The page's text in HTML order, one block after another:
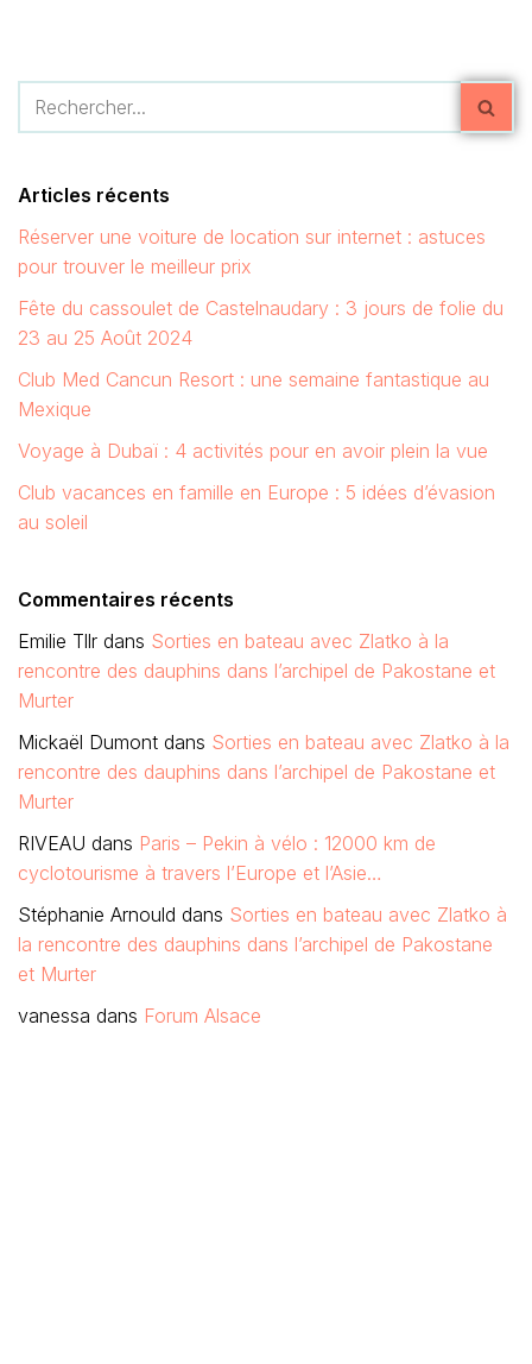
Articles récents
Réserver une voiture de location sur internet : astuces
pour trouver le meilleur prix
Fête du cassoulet de Castelnaudary : 3 jours de folie du
23 au 25 Août 2024
Club Med Cancun Resort : une semaine fantastique au
Mexique
Voyage à Dubaï : 4 activités pour en avoir plein la vue
Club vacances en famille en Europe : 5 idées d’évasion
au soleil
Commentaires récents
Emilie Tllr dans Sorties en bateau avec Zlatko à la
rencontre des dauphins dans l’archipel de Pakostane et
Murter
Mickaël Dumont dans Sorties en bateau avec Zlatko à la
rencontre des dauphins dans l’archipel de Pakostane et
Murter
RIVEAU dans Paris – Pekin à vélo : 12000 km de
cyclotourisme à travers l’Europe et l’Asie…
Stéphanie Arnould dans Sorties en bateau avec Zlatko à
la rencontre des dauphins dans l’archipel de Pakostane
et Murter
vanessa dans Forum Alsace